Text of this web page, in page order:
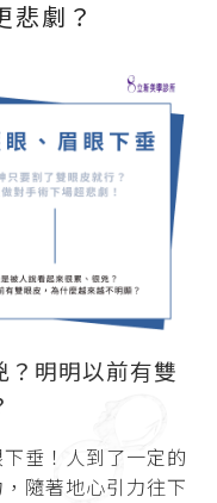
悲劇？
？明明以前有雙
垂！人到了一定的
隨著地心引力往下